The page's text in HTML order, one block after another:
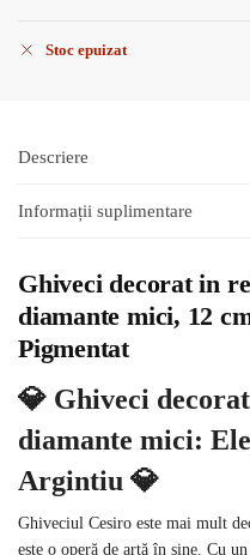
Stoc epuizat
Descriere
Informații suplimentare
Ghiveci decorat in
diamante mici, 12
Pigmentat
💎 Ghiveci
diamante mici:
Argintiu 💎
Ghiveciul Cesiro este mai mult
este o operă de artă în sine. Cu